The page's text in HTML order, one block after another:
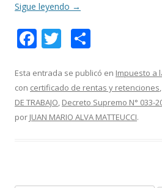
Sigue leyendo →
F
e
b
o
T
itt
er
m
p
ar
Esta entrada se publicó en Impuesto a
con certificado de rentas y retenciones,
DE TRABAJO, Decreto Supremo N° 033-
por JUAN MARIO ALVA MATTEUCCI.